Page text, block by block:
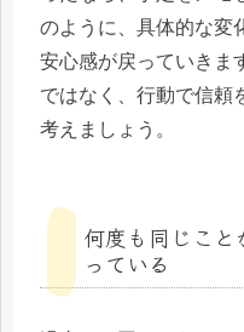
のように、具体的な変
安心感が戻っていきま
ではなく、行動で信頼
考えましょう。
何度も同じこ
っている